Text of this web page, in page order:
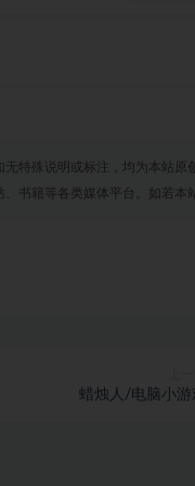
无特殊说明或标注，均为本站原
、书籍等各类媒体平台。如若本
蜡烛人/电脑小游